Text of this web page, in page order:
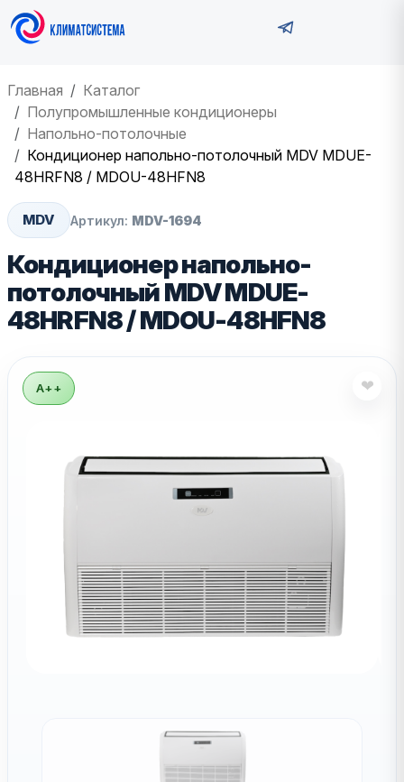
Главная
Каталог
Полупромышленные кондиционеры
Напольно-потолочные
Кондиционер напольно-потолочный MDV MDUE-
48HRFN8 / MDOU-48HFN8
MDV Артикул: MDV-1694
Кондиционер напольно-
потолочный MDV MDUE-
48HRFN8 / MDOU-48HFN8
A++ ❤